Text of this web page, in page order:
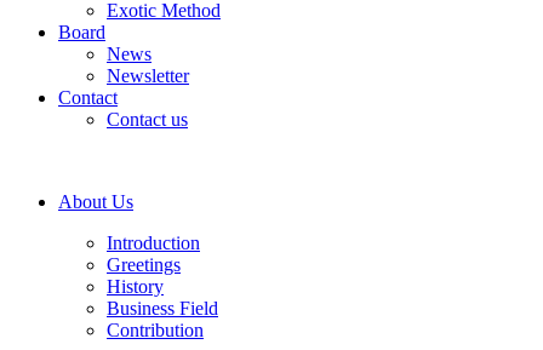
Exotic Method
Board
News
Newsletter
Contact
Contact us
About Us
Introduction
Greetings
History
Business Field
Contribution